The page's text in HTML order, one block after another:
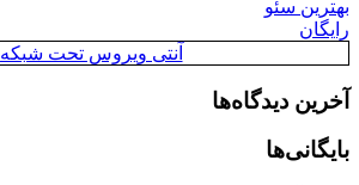
بهترین سئو
رایگان
آنتی ویروس تحت شبکه
آخرین دیدگاه‌ها
بایگانی‌ها